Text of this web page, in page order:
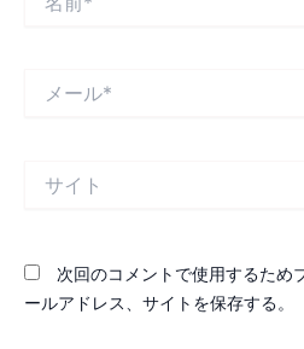
次回のコメントで使用するため
ールアドレス、サイトを保存する。